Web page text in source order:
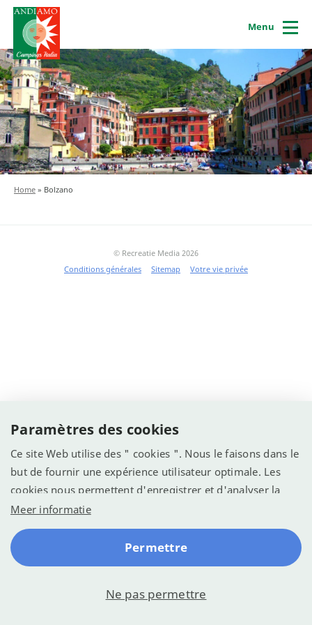
Menu
Home » Bolzano
© Recreatie Media 2026
Conditions générales
Sitemap Votre vie privée
Paramètres des cookies
Ce site Web utilise des " cookies ". Nous le faisons dans le
but de fournir une expérience utilisateur optimale. Les
cookies nous permettent d'enregistrer et d'analyser la
manière dont le site Web est utilisé (voir la déclaration de
confidentialité). Nous voulons l'utiliser pour optimiser le
site web pour une meilleure expérience.
Meer informatie
Permettre
Ne pas permettre